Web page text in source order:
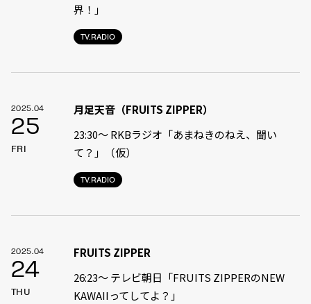
TV.RADIO
界！」
2025.04
25
FRI
TV.RADIO
月足天音（FRUITS ZIPPER）
23:30〜 RKBラジオ「あまねきのねえ、聞い
て？」（仮）
2025.04
24
THU
FRUITS ZIPPER
26:23～ テレビ朝日「FRUITS ZIPPERのNEW
KAWAIIってしてよ？」